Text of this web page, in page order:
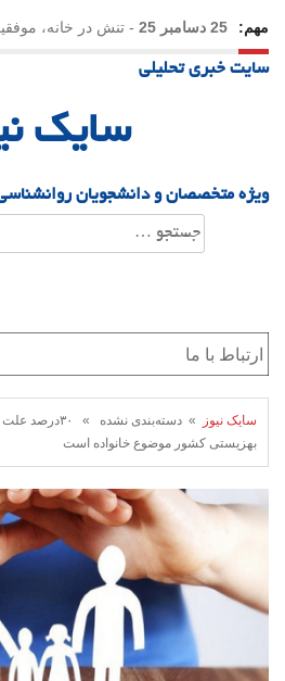
مهم: 25 دسامبر 25 - تنش در خانه،
23 دسامبر 25
-یلدا؛ نماد تاب‌آوری
سایت خبری تحلیلی
سایک
ویژه متخصصان و دانشجویان
جستجو
برای:
سایک نیوز
» دسته‌بندی
بهزیستی کشور موضوع خانواده است